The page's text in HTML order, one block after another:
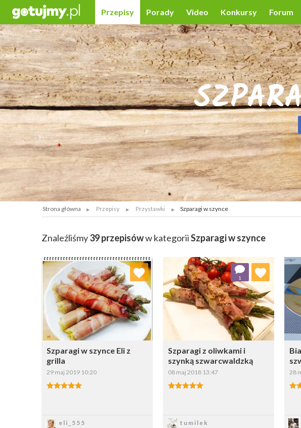
Przepisy Porady Video Konkursy Forum
Strona główna Przepisy Przystawki Szparagi w szynce
Znaleźliśmy39 przepisóww kategoriiSzparagi w szynce
Szparagi w szynce Eli z
grilla
29 maj 2019 10:20
eli_555
Dodaj do ulubionych
Wybierz listę:
Szparagi z oliwkami i
szynką szwarcwaldzką
08 maj 2018 13:47
tumilek
1
Dodaj do ulubionych
Wybierz listę:
28